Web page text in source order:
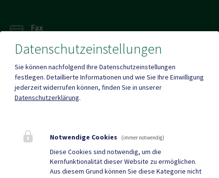
Fax
Mehr
Quicklinks
Geko digital Gemeinde-
Müll App
Datenschutzeinstellungen
Sie können nachfolgend Ihre Datenschutzeinstellungen
festlegen. Detaillierte Informationen und wie Sie Ihre Einwilligung
jederzeit widerrufen können, finden Sie in unserer
Datenschutzerklärung.
Notwendige Cookies (immer notwendig)
Diese Cookies sind notwendig, um die
Kernfunktionalität dieser Website zu ermöglichen.
Aus diesem Grund können Sie diese Kategorie nicht